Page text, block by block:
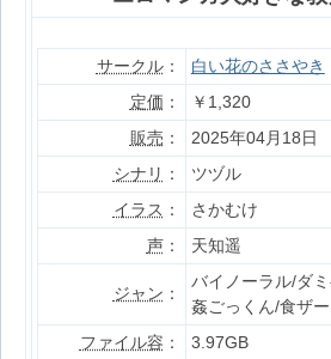
サークル：
白い花のささやき
定価 ：
￥1,320
販売 ：
2025年04月18日
シナリ ：
ツヅル
イラス ：
さかむけ
声： 天知遥
ジャン ：
バイノーラル/ダ
姦ごっくん/食ザー
ファイル容 ：
3.97GB